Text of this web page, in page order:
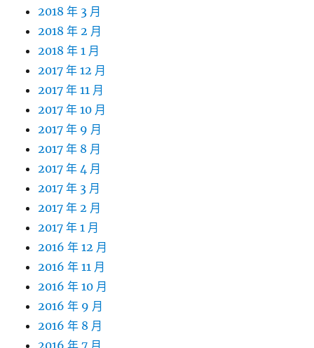
2018 年 3 月
2018 年 2 月
2018 年 1 月
2017 年 12 月
2017 年 11 月
2017 年 10 月
2017 年 9 月
2017 年 8 月
2017 年 4 月
2017 年 3 月
2017 年 2 月
2017 年 1 月
2016 年 12 月
2016 年 11 月
2016 年 10 月
2016 年 9 月
2016 年 8 月